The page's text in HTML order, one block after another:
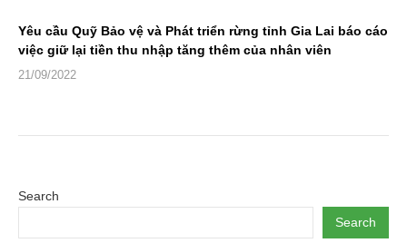
Yêu cầu Quỹ Bảo vệ và Phát triển rừng tỉnh Gia Lai báo cáo
việc giữ lại tiền thu nhập tăng thêm của nhân viên
21/09/2022
Search
Search